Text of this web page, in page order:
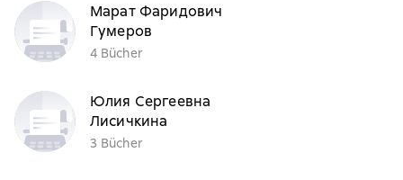
Марат Фаридович
Гумеров
4 Bücher
Юлия Сергеевна
Лисичкина
3 Bücher